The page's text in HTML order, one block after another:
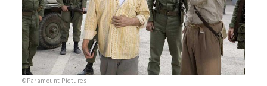
©Paramount Pictures